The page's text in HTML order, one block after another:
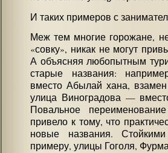
И таких примеров с
Меж тем многие горожане,
«совку», никак не могут
А объясняя любопытным
старые названия:
вместо Абылай хана,
улица Виноградова —
Повальное
привело к тому, что
новые названия.
примеру, улицы Гоголя,